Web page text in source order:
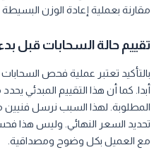
مقارنة بعملية إعادة الوزن البسيطة
تقييم حالة السحابات قبل
بالتأكيد تعتبر عملية فحص
أبدا. كما أن هذا التقييم المبدئي
المطلوبة. لهذا السبب نرسل فنيين
تحديد السعر النهائي. وليس هذا
مع العميل بكل وضوح ومصداقية.